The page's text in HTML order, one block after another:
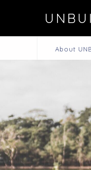
About